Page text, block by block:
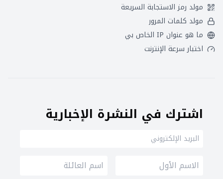
مولد رمز الاستجابة السريعة
مولد كلمات المرور
ما هو عنوان IP الخاص بي
اختبار سرعة الإنترنت
اشترك في النشرة الإخبارية